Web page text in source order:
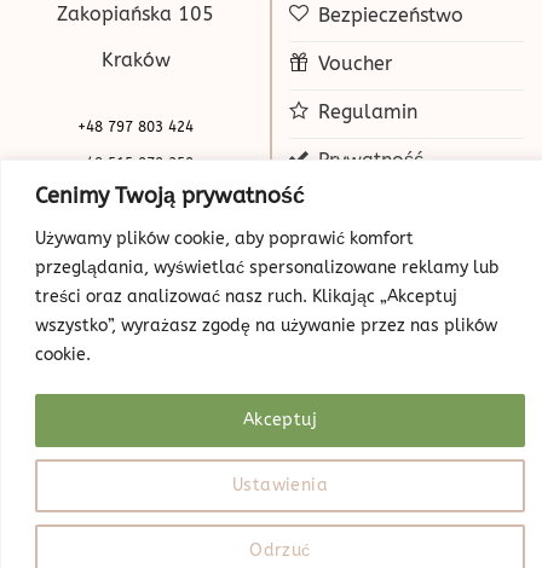
Cenimy Twoją prywatność
Używamy plików cookie, aby poprawić komfort
przeglądania, wyświetlać spersonalizowane reklamy lub
treści oraz analizować nasz ruch. Klikając „Akceptuj
wszystko”, wyrażasz zgodę na używanie przez nas plików
cookie.
Ustawienia
Odrzuć
Akceptuj
Zakopiańska 105
Kraków
+48 797 803 424
+48 515 070 250
biuro@beauty-park.pl
Bezpieczeństwo
Voucher
Regulamin
Prywatność
© Copyright 2026 | Beauty Park
Web Design